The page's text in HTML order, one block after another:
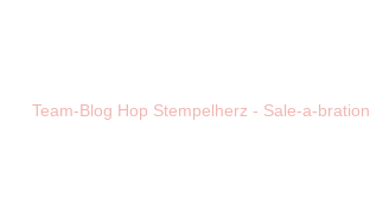
Team-Blog Hop Stempelherz - Sale-a-bration